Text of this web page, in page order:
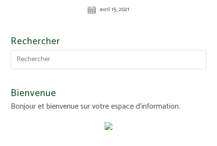
avril 15, 2021
Rechercher
Bienvenue
Bonjour et bienvenue sur votre espace d'information.